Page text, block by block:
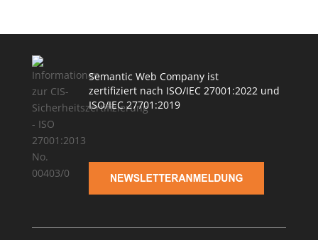
Semantic Web Company ist
zertifiziert nach ISO/IEC 27001:2022 und
ISO/IEC 27701:2019